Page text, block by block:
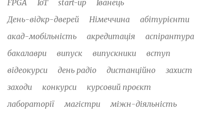
FPGA IoT start-up
Іванець
День-відкр-дверей
Німеччина
абітурієнти
акад-мобільність
акредитація
аспірантура
бакалаври
випуск випускники
вступ
відеокурси
день радіо дистанційно
захист
заходи
конкурси
курсовий проєкт
лабораторії
магістри
міжн-діяльність